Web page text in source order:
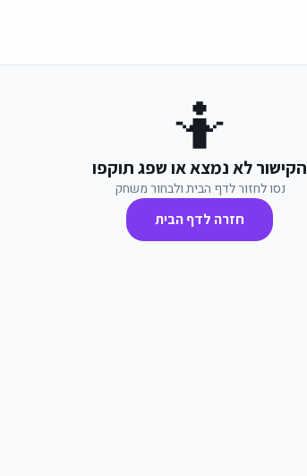
🤷
הקישור לא נמצא או שפג תוקפו
נסו לחזור לדף הבית ולבחור משחק
חזרה לדף הבית